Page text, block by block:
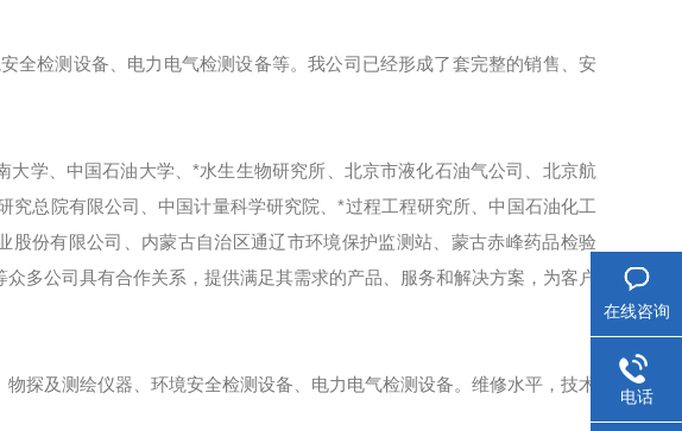
全检测设备、电力电气检测设备等。我公司已经形成了套完整的销售、安
学、中国石油大学、*水生生物研究所、北京市液化石油气公司、北京航
总院有限公司、中国计量科学研究院、*过程工程研究所、中国石油化工
份有限公司、内蒙古自治区通辽市环境保护监测站、蒙古赤峰药品检验
多公司具有合作关系，提供满足其需求的产品、服务和解决方案，为客户
探及测绘仪器、环境安全检测设备、电力电气检测设备。维修水平，技术
在线咨询
电话